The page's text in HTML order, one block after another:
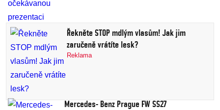
Řekněte STOP mdlým vlasům! Jak jim
zaručeně vrátíte lesk?
Reklama
Mercedes- Benz Prague FW SS27